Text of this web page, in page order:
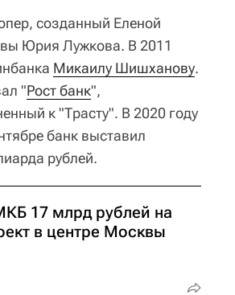
созданный Еленой
Юрия Лужкова. В 2011
Микаилу Шишханову.
"Рост банк",
к "Трасту". В 2020 году
банк выставил
рублей.
17 млрд рублей на
в центре Москвы